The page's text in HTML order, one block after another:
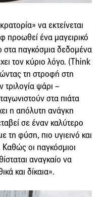
να εκτείνεται
προωθεί ένα μαγειρικό
παγκόσμια δεδομένα
τον κύριο λόγο. (Think
τη στροφή στη
τριλογία ψάρι –
στα πιάτα
η απόλυτη ανάγκη
σε έναν καλύτερο
τη φύση, πιο υγιεινό και
Καθώς οι παγκόσμιοι
αναγκαίο να
και δίκαια».